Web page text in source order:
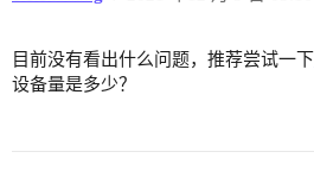
目前没有看出什么问题，推荐尝试一下
设备量是多少？